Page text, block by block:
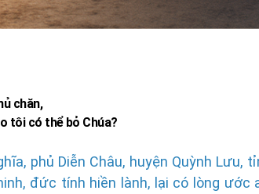
chăn,
tôi có thể bỏ Chúa?
phủ Diễn Châu, huyện Quỳnh Lưu,
đức tính hiền lành, lại có lòng ước